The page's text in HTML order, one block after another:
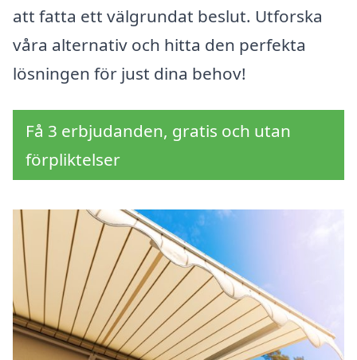
att fatta ett välgrundat beslut. Utforska
våra alternativ och hitta den perfekta
lösningen för just dina behov!
Få 3 erbjudanden, gratis och utan
förpliktelser